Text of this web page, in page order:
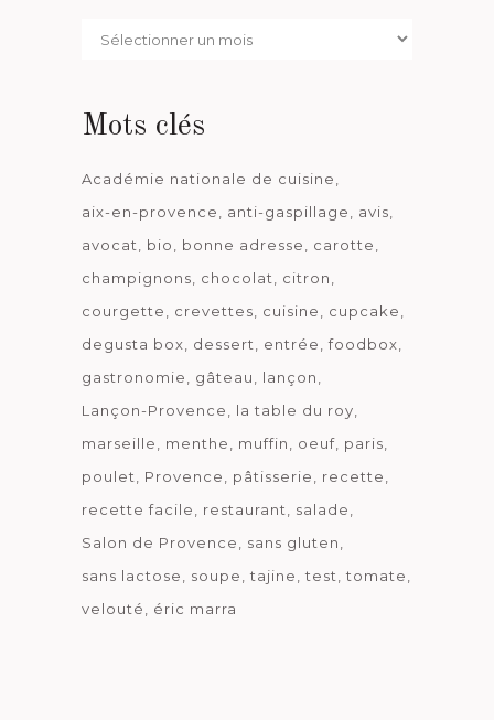
Par
Mots clés
Académie nationale de cuisine
aix-en-provence
anti-gaspillage
avis
avocat
bio bonne adresse
carotte
champignons
chocolat
citron
courgette
crevettes cuisine
cupcake
degusta box
dessert entrée
foodbox
gastronomie
gâteau
lançon
Lançon-Provence
la table du roy
marseille
menthe muffin oeuf paris
poulet
Provence pâtisserie
recette
recette facile
restaurant
salade
Salon de Provence
sans gluten
sans lactose
soupe tajine test tomate
velouté
éric marra